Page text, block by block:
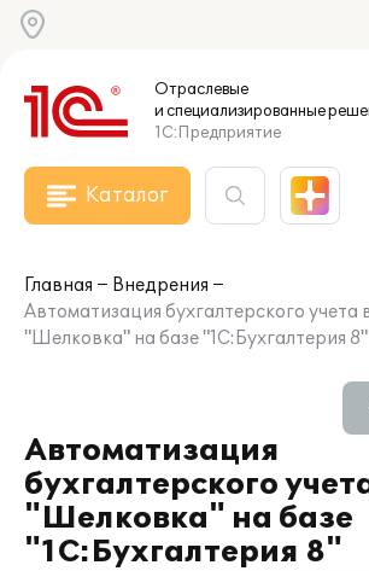
Отраслевые
и специализированные
1С:Предприятие
Каталог
Главная
Внедрения
Автоматизация бухгалтерского учета
"Шелковка" на базе "1С:Бухгалтерия 8"
Автоматизация
бухгалтерского
"Шелковка" на базе
"1С:Бухгалтерия 8"